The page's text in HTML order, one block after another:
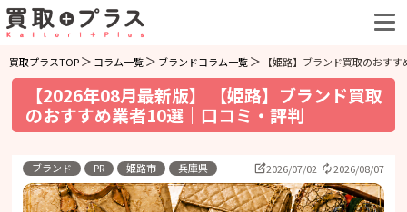
買取プラスTOP コラム一覧 ブランドコラム一覧 【姫路】ブランド買取のおす
【2026年08月最新版】 【姫路】ブランド買取
のおすすめ業者10選｜口コミ・評判
2026/07/02 2026/08/07
ブランド PR 姫路市 兵庫県